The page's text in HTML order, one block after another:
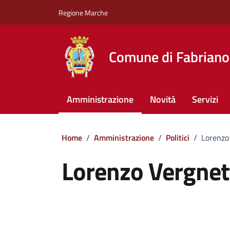
Regione Marche
Comune di Fabriano
Amministrazione Novità Servizi
Home / Amministrazione / Politici /
Lorenzo